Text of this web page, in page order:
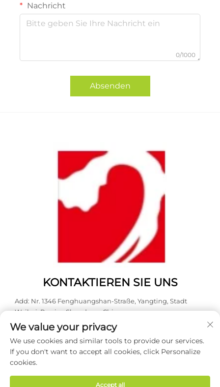
Nachricht
0/1000
Absenden
KONTAKTIEREN SIE UNS
Add: Nr. 1346 Fenghuangshan-Straße, Yangting, Stadt
Weihai, Provinz Shandong, China.
Tel.: 0631 5900466
E-Mail: [email protected]
Urheberrecht © 2026 Weihai Haodong Packing Co., Ltd. Alle
Rechte vorbehalten -Datenschutzrichtlinie
We value your privacy
We use cookies and similar tools to provide our services.
If you don't want to accept all cookies, click Personalize
cookies.
Accept all